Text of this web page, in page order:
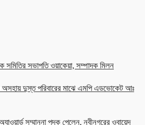
সমিতির সভাপতি ওয়াকেয়া, সম্পাদক মিলন
অসহায় দুস্ত পরিবারের মাঝে এমপি এডভোকেট আঃ
সম্মাননা পদক পেলেন, নবীনগরের ওবায়েদ